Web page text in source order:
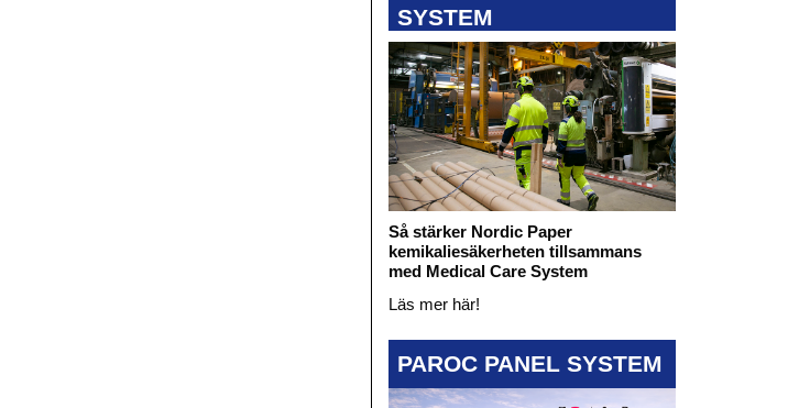
SYSTEM
Så stärker Nordic Paper
kemikaliesäkerheten tillsammans
med Medical Care System
Läs mer här!
PAROC PANEL SYSTEM